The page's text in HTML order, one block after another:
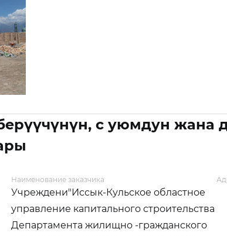
с уюмдун жана
Наименование заказчика
Учреждени"Иссык-Кульское областное
управление капитального строительства
Департамента жилищно -гражданского